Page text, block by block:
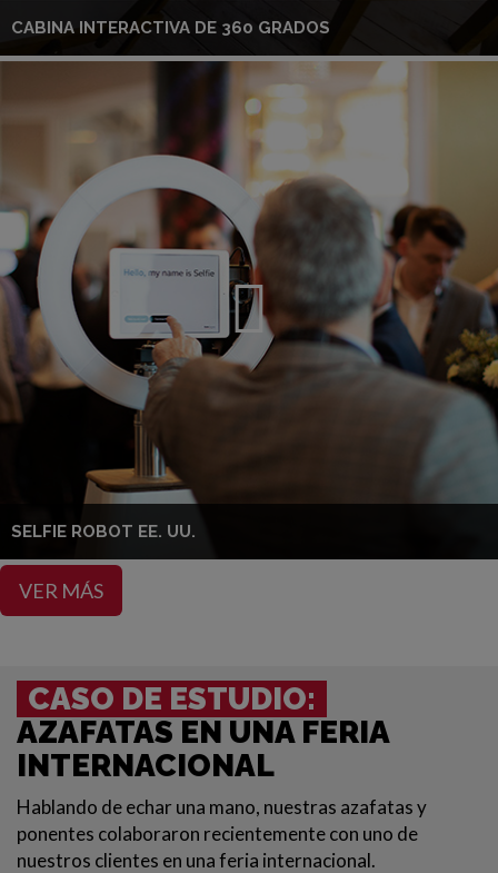
CABINA INTERACTIVA DE 360 GRADOS
SELFIE ROBOT EE. UU.
VER MÁS
CASO DE ESTUDIO:
AZAFATAS EN UNA FERIA
INTERNACIONAL
Hablando de echar una mano, nuestras azafatas y
ponentes colaboraron recientemente con uno de
nuestros clientes en una feria internacional.